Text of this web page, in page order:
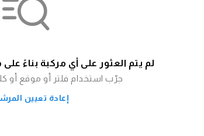
لم يتم العثور على أي مركبة بناءً
جرّب استخدام فلتر أو موقع أو
إعادة تعيين